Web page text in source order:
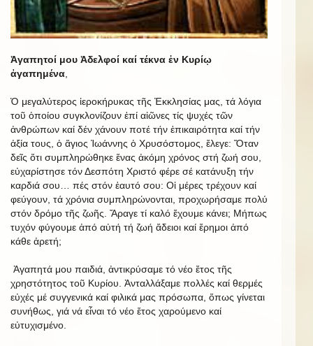
Ἀγαπητοί μου Ἀδελφοί καί τέκνα ἐν Κυρίῳ
ἀγαπημένα
Ὁ μεγαλύτερος ἱεροκήρυκας τῆς Ἐκκλησίας μας, τά λόγια
τοῦ ὁποίου συγκλονίζουν ἐπί αἰῶνες τίς ψυχές τῶν
ἀνθρώπων καί δέν χάνουν ποτέ τήν ἐπικαιρότητα καί τήν
ἀξία τους, ὁ ἅγιος Ἰωάννης ὁ Χρυσόστομος, ἔλεγε: Ὅταν
δεῖς ὅτι συμπληρώθηκε ἕνας ἀκόμη χρόνος στή ζωή σου,
εὐχαρίστησε τόν Δεσπότη Χριστό φέρε σέ κατάνυξη τήν
καρδιά σου… πές στόν ἑαυτό σου: Οἱ μέρες τρέχουν καί
φεύγουν, τά χρόνια συμπληρώνονται, προχωρήσαμε πολύ
στόν δρόμο τῆς ζωῆς. Ἄραγε τί καλό ἔχουμε κάνει; Μήπως
τυχόν φύγουμε ἀπό αὐτή τή ζωή ἄδειοι καί ἔρημοι ἀπό
κάθε ἀρετή;
Ἀγαπητά μου παιδιά, ἀντικρύσαμε τό νέο ἔτος τῆς
χρηστότητος τοῦ Κυρίου. Ἀνταλλάξαμε πολλές καί θερμές
εὐχές μέ συγγενικά καί φιλικά μας πρόσωπα, ὅπως γίνεται
συνήθως, γιά νά εἶναι τό νέο ἔτος χαρούμενο καί
εὐτυχισμένο.